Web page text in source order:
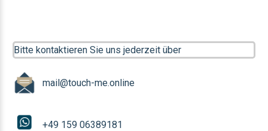
Bitte kontaktieren Sie uns jederzeit über
mail@touch-me.online
+49 159 06389181